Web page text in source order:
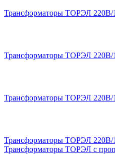
Трансформаторы ТОРЭЛ 220В/
Трансформаторы ТОРЭЛ 220В/
Трансформаторы ТОРЭЛ 220В/
Трансформаторы ТОРЭЛ 220В/
Трансформаторы ТОРЭЛ с